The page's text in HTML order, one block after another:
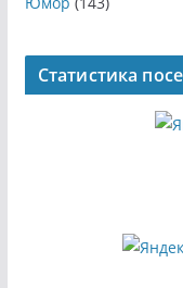
Статистика